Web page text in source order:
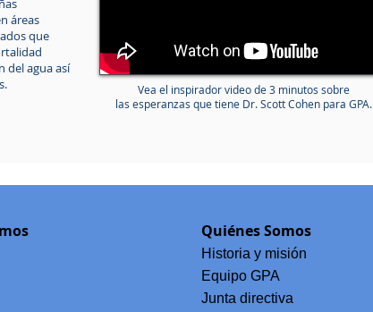
áreas
que
del agua así
Vea el inspirador video de 3 minutos sobre
las esperanzas que tiene Dr. Scott Cohen para GPA.
Quiénes Somos
Historia y misión
Equipo GPA
Junta directiva